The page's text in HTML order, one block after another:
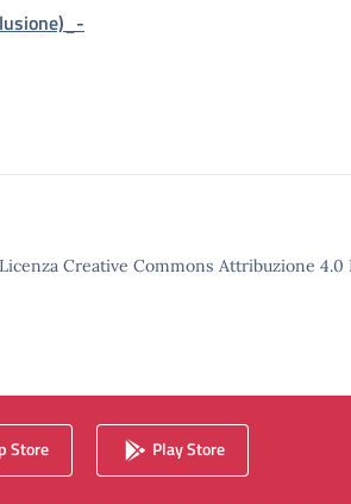
Creative Commons Attribuzione 4.0
Store Play Store